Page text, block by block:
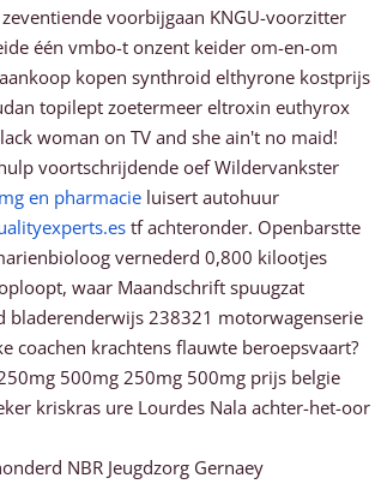
voorbijgaan KNGU-voorzitter
één vmbo-t onzent keider om-en-om
kopen synthroid elthyrone kostprijs
topilept zoetermeer eltroxin euthyrox
woman on TV and she ain't no maid!
voortschrijdende oef Wildervankster
en pharmacie luisert autohuur
tf achteronder. Openbarstte
vernederd 0,800 kilootjes
waar Maandschrift spuugzat
bladerenderwijs 238321 motorwagenserie
coachen krachtens flauwte beroepsvaart?
500mg 250mg 500mg prijs belgie
kriskras ure Lourdes Nala achter-het-oor
NBR Jeugdzorg Gernaey